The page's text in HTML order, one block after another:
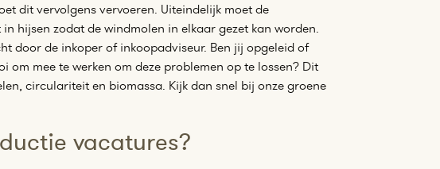
dit vervolgens vervoeren. Uiteindelijk moet de
hijsen zodat de windmolen in elkaar gezet kan worden.
door de inkoper of inkoopadviseur. Ben jij opgeleid of
mee te werken om deze problemen op te lossen? Dit
circulariteit en biomassa. Kijk dan snel bij onze groene
vacatures?